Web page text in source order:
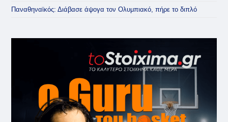
Παναθηναϊκός: Διάβασε άψογα τον Ολυμπιακό, πήρε το διπλό